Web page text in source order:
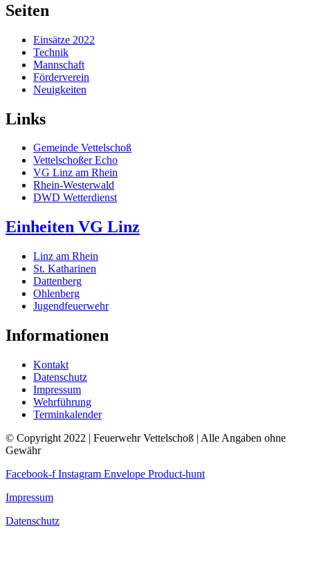
Seiten
Einsätze 2022
Technik
Mannschaft
Förderverein
Neuigkeiten
Links
Gemeinde Vettelschoß
Vettelschoßer Echo
VG Linz am Rhein
Rhein-Westerwald
DWD Wetterdienst
Einheiten VG Linz
Linz am Rhein
St. Katharinen
Dattenberg
Ohlenberg
Jugendfeuerwehr
Informationen
Kontakt
Datenschutz
Impressum
Wehrführung
Terminkalender
© Copyright 2022 | Feuerwehr Vettelschoß | Alle Angaben ohne
Gewähr
Facebook-f Instagram Envelope Product-hunt
Impressum
Datenschutz